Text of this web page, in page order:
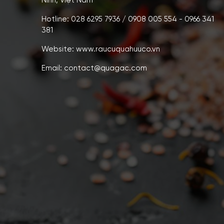
Hotline: 028 6295 7936 / 0908 005 554 - 0966 341
381
Website: www.raucuquahuuco.vn
Email: contact@quagac.com